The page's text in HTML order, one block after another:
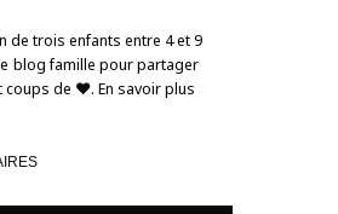
de trois enfants entre 4 et 9
blog famille pour partager
coups de ❤️. En savoir plus